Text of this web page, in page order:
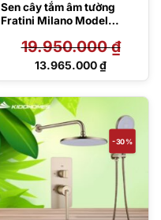
Sen cây tắm âm tường
Fratini Milano Model
19.950.000₫
Giá
19.950.000 ₫.
13.965.000₫
Giá
tại
là:
13.965.000 ₫.
-30%